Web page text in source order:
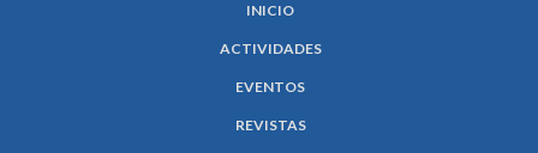
INICIO
ACTIVIDADES
EVENTOS
REVISTAS